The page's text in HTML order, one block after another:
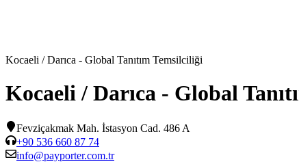
Kocaeli / Darıca - Global Tanıtım Temsilciliği
Kocaeli / Darıca - Global
Fevziçakmak Mah. İstasyon Cad. 486 A
+90 536 660 87 74
info@payporter.com.tr